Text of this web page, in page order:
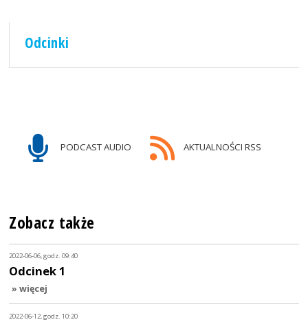
Odcinki
PODCAST AUDIO AKTUALNOŚCI RSS
Zobacz także
2022-06-06, godz. 09:40
Odcinek 1
» więcej
2022-06-12, godz. 10:20